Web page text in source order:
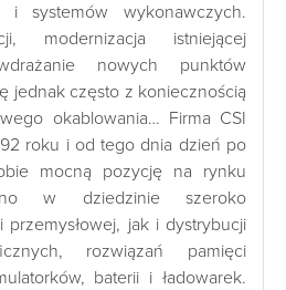
i systemów wykonawczych.
modernizacja istniejącej
nowych punktów
jednak często z koniecznością
okablowania… Firma CSI
roku i od tego dnia dzień po
mocną pozycję na rynku
w dziedzinie szeroko
przemysłowej, jak i dystrybucji
rozwiązań pamięci
baterii i ładowarek.